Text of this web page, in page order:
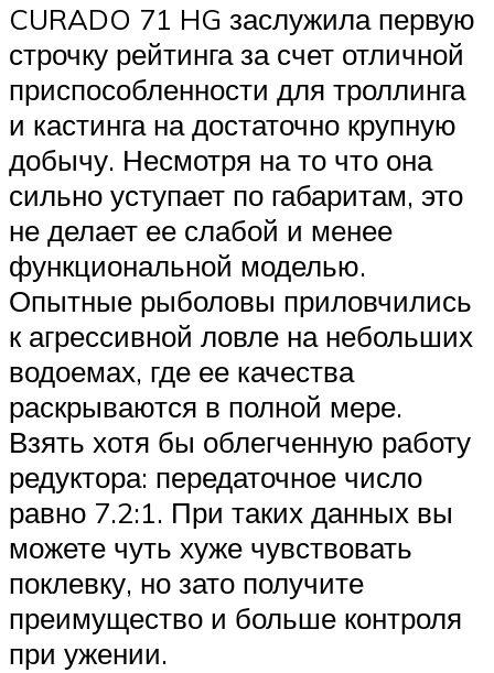
CURADO 71 HG заслужила первую
строчку рейтинга за счет отличной
приспособленности для троллинга
и кастинга на достаточно крупную
добычу. Несмотря на то что она
сильно уступает по габаритам, это
не делает ее слабой и менее
функциональной моделью.
Опытные рыболовы приловчились
к агрессивной ловле на небольших
водоемах, где ее качества
раскрываются в полной мере.
Взять хотя бы облегченную работу
редуктора: передаточное число
равно 7.2:1. При таких данных вы
можете чуть хуже чувствовать
поклевку, но зато получите
преимущество и больше контроля
при ужении.